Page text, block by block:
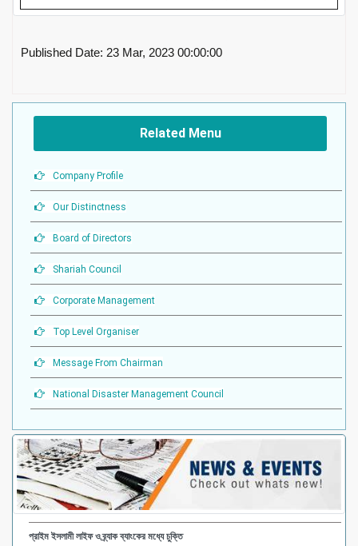
Published Date: 23 Mar, 2023 00:00:00
Related Menu
Company Profile
Our Distinctness
Board of Directors
Shariah Council
Corporate Management
Top Level Organiser
Message From Chairman
National Disaster Management Council
প্রাইম ইসলামী লাইফ ও ব্র্যাক ব্যাংকের মধ্যে চুক্তি